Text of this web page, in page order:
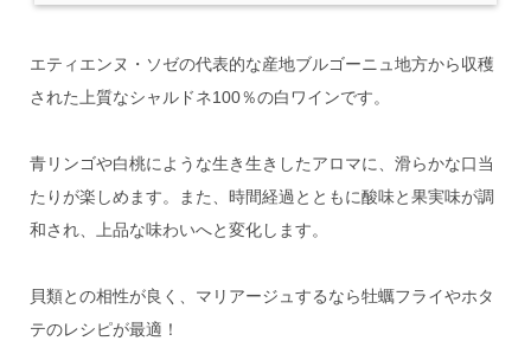
エティエンヌ・ソゼの代表的な産地ブルゴーニュ地方から収穫
された上質なシャルドネ100％の白ワインです。
青リンゴや白桃にような生き生きしたアロマに、滑らかな口当
たりが楽しめます。また、時間経過とともに酸味と果実味が調
和され、上品な味わいへと変化します。
貝類との相性が良く、マリアージュするなら牡蠣フライやホタ
テのレシピが最適！